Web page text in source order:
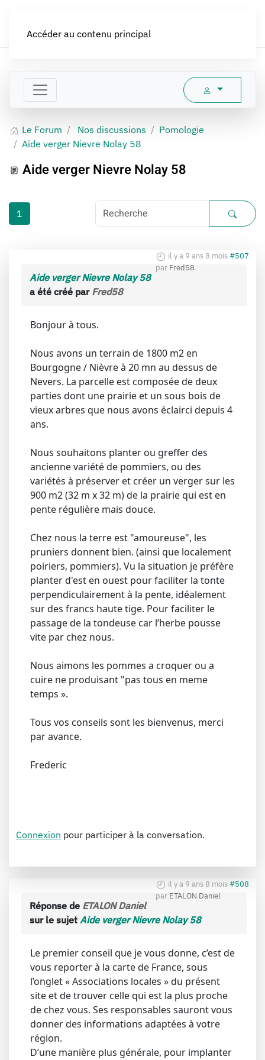
Accéder au contenu principal
Le Forum Nos discussions
Pomologie
Aide verger Nievre Nolay 58
Aide verger Nievre Nolay 58
1
il y a 9 ans 8 mois#507
par Fred58
Aide verger Nievre Nolay 58
a été créé par Fred58
Bonjour à tous.
Nous avons un terrain de 1800 m2 en
Bourgogne / Nièvre à 20 mn au dessus de
Nevers. La parcelle est composée de deux
parties dont une prairie et un sous bois de
vieux arbres que nous avons éclairci depuis 4
ans.
Nous souhaitons planter ou greffer des
ancienne variété de pommiers, ou des
variétés à préserver et créer un verger sur les
900 m2 (32 m x 32 m) de la prairie qui est en
pente régulière mais douce.
Chez nous la terre est "amoureuse", les
pruniers donnent bien. (ainsi que localement
poiriers, pommiers). Vu la situation je préfère
planter d'est en ouest pour faciliter la tonte
perpendiculairement à la pente, idéalement
sur des francs haute tige. Pour faciliter le
passage de la tondeuse car l’herbe pousse
vite par chez nous.
Nous aimons les pommes a croquer ou a
cuire ne produisant "pas tous en meme
temps ».
Tous vos conseils sont les bienvenus, merci
par avance.
Frederic
Connexion pour participer à la conversation.
il y a 9 ans 8 mois#508
par ETALON Daniel
Réponse de ETALON Daniel
sur le sujet Aide verger Nievre Nolay 58
Le premier conseil que je vous donne, c’est de
vous reporter à la carte de France, sous
l’onglet « Associations locales » du présent
site et de trouver celle qui est la plus proche
de chez vous. Ses responsables sauront vous
donner des informations adaptées à votre
région.
D’une manière plus générale, pour implanter